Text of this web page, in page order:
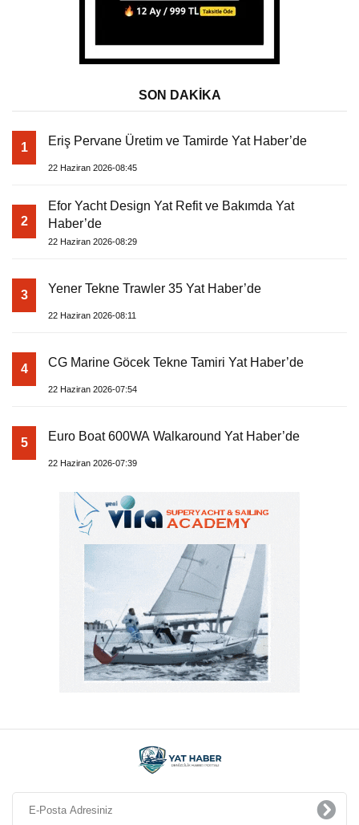
SON DAKİKA
1 Eriş Pervane Üretim ve Tamirde Yat Haber’de
22 Haziran 2026-08:45
2
Efor Yacht Design Yat Refit ve Bakımda Yat
Haber’de
22 Haziran 2026-08:29
3 Yener Tekne Trawler 35 Yat Haber’de
22 Haziran 2026-08:11
4 CG Marine Göcek Tekne Tamiri Yat Haber’de
22 Haziran 2026-07:54
5 Euro Boat 600WA Walkaround Yat Haber’de
22 Haziran 2026-07:39